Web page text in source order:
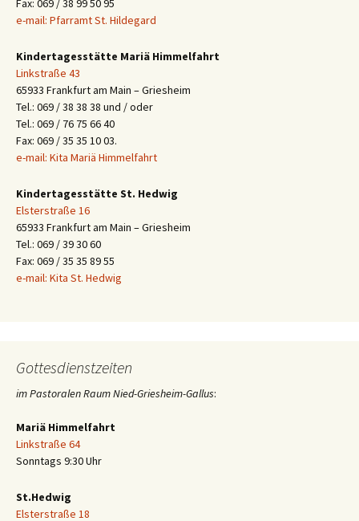
Fax: 069 / 38 99 50 95
e-mail: Pfarramt St. Hildegard
Kindertagesstätte Mariä Himmelfahrt
Linkstraße 43
65933 Frankfurt am Main – Griesheim
Tel.: 069 / 38 38 38 und / oder
Tel.: 069 / 76 75 66 40
Fax: 069 / 35 35 10 03.
e-mail: Kita Mariä Himmelfahrt
Kindertagesstätte St. Hedwig
Elsterstraße 16
65933 Frankfurt am Main – Griesheim
Tel.: 069 / 39 30 60
Fax: 069 / 35 35 89 55
e-mail: Kita St. Hedwig
Gottesdienstzeiten
im Pastoralen Raum Nied-Griesheim-Gallus:
Mariä Himmelfahrt
Linkstraße 64
Sonntags 9:30 Uhr
St.Hedwig
Elsterstraße 18